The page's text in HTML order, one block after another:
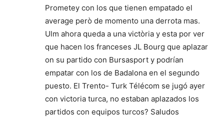
Prometey con los que tienen empatado el
average però de momento una derrota mas.
Ulm ahora queda a una victòria y esta por ver
que hacen los franceses JL Bourg que aplazar
on su partido con Bursasport y podrían
empatar con los de Badalona en el segundo
puesto. El Trento- Turk Télécom se jugó ayer
con victoria turca, no estaban aplazados los
partidos con equipos turcos? Saludos